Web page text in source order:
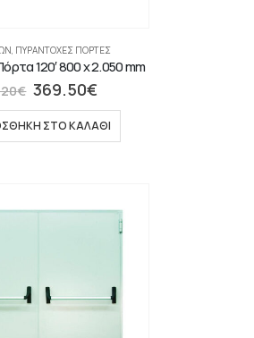
, ΠΥΡΆΝΤΟΧΕΣ ΠΌΡΤΕΣ
120′ 800 x 2.050 mm
€ 369.50€
ΣΤΟ ΚΑΛΆΘΙ